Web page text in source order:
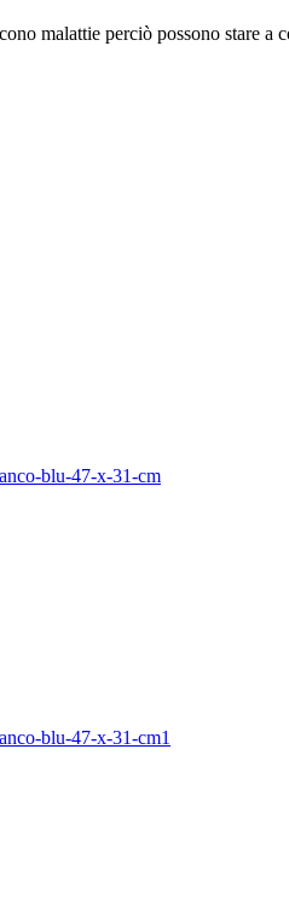
malattie perciò possono stare